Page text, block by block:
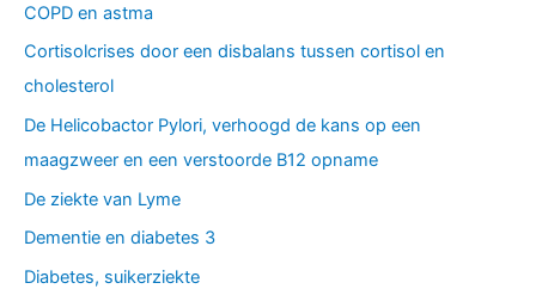
COPD en astma
Cortisolcrises door een disbalans tussen cortisol en
cholesterol
De Helicobactor Pylori, verhoogd de kans op een
maagzweer en een verstoorde B12 opname
De ziekte van Lyme
Dementie en diabetes 3
Diabetes, suikerziekte